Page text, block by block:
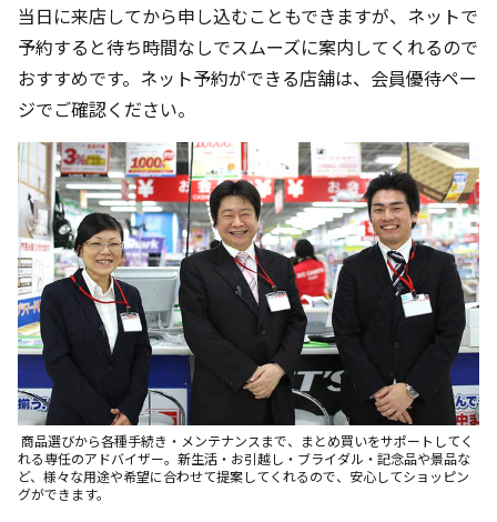
当日に来店してから申し込むこともできますが、ネットで
予約すると待ち時間なしでスムーズに案内してくれるので
おすすめです。ネット予約ができる店舗は、会員優待ペー
ジでご確認ください。
商品選びから各種手続き・メンテナンスまで、まとめ買いをサポートしてく
れる専任のアドバイザー。新生活・お引越し・ブライダル・記念品や景品な
ど、様々な用途や希望に合わせて提案してくれるので、安心してショッピン
グができます。